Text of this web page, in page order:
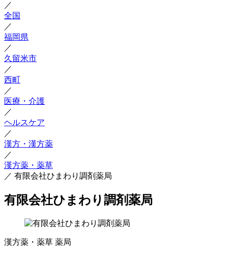
／
全国
／
福岡県
／
久留米市
／
西町
／
医療・介護
／
ヘルスケア
／
漢方・漢方薬
／
漢方薬・薬草
／ 有限会社ひまわり調剤薬局
有限会社ひまわり調剤薬局
漢方薬・薬草 薬局